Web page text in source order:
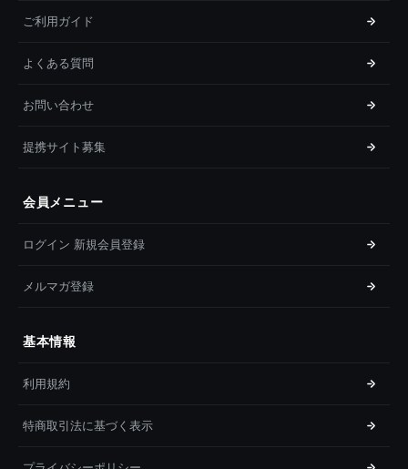
ご利用ガイド
よくある質問
お問い合わせ
提携サイト募集
会員メニュー
ログイン 新規会員登録
メルマガ登録
基本情報
利用規約
特商取引法に基づく表示